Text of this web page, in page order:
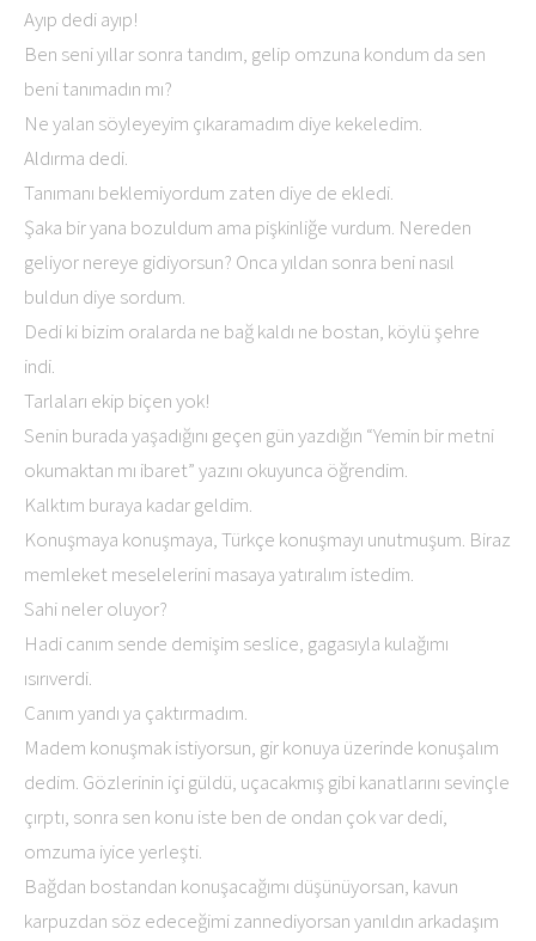
Ayıp dedi ayıp!
Ben seni yıllar sonra tandım, gelip omzuna kondum da sen
beni tanımadın mı?
Ne yalan söyleyeyim çıkaramadım diye kekeledim.
Aldırma dedi.
Tanımanı beklemiyordum zaten diye de ekledi.
Şaka bir yana bozuldum ama pişkinliğe vurdum. Nereden
geliyor nereye gidiyorsun? Onca yıldan sonra beni nasıl
buldun diye sordum.
Dedi ki bizim oralarda ne bağ kaldı ne bostan, köylü şehre
indi.
Tarlaları ekip biçen yok!
Senin burada yaşadığını geçen gün yazdığın “Yemin bir metni
okumaktan mı ibaret” yazını okuyunca öğrendim.
Kalktım buraya kadar geldim.
Konuşmaya konuşmaya, Türkçe konuşmayı unutmuşum. Biraz
memleket meselelerini masaya yatıralım istedim.
Sahi neler oluyor?
Hadi canım sende demişim seslice, gagasıyla kulağımı
ısırıverdi.
Canım yandı ya çaktırmadım.
Madem konuşmak istiyorsun, gir konuya üzerinde konuşalım
dedim. Gözlerinin içi güldü, uçacakmış gibi kanatlarını sevinçle
çırptı, sonra sen konu iste ben de ondan çok var dedi,
omzuma iyice yerleşti.
Bağdan bostandan konuşacağımı düşünüyorsan, kavun
karpuzdan söz edeceğimi zannediyorsan yanıldın arkadaşım